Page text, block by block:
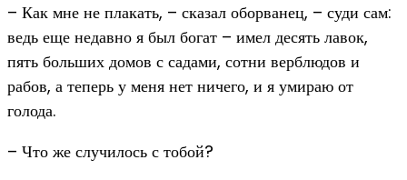
– Как мне не плакать, – сказал оборванец, – суди сам:
ведь еще недавно я был богат – имел десять лавок,
пять больших домов с садами, сотни верблюдов и
рабов, а теперь у меня нет ничего, и я умираю от
голода.
– Что же случилось с тобой?